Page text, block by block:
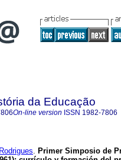
da Educação
On-line version ISSN 1982-7806
. Primer Simposio de